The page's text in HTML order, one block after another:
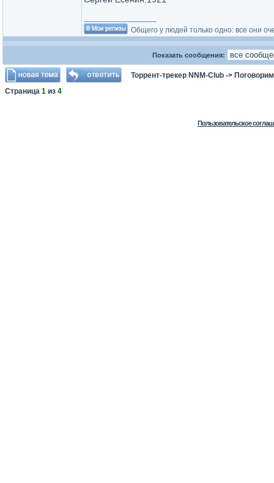
Общего у людей только одно: все они
Показать сообщения:
Торрент-трекер NNM-Club -> Поговорим
Страница 1 из 4
Пользовательское